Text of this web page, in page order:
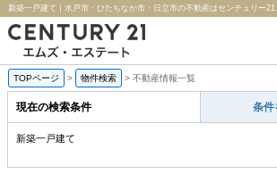
新築一戸建て｜水戸市・ひたちなか市・日立市の不動産はセンチュリー21
TOPページ > 物件検索 > 不動産情報一覧
現在の検索条件 条件
新築一戸建て